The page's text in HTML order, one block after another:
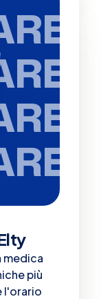
medica
più
l'orario